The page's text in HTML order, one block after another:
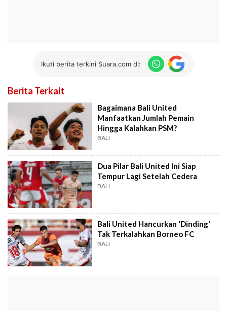
Ikuti berita terkini Suara.com di:
Berita Terkait
Bagaimana Bali United
Manfaatkan Jumlah Pemain
Hingga Kalahkan PSM?
BALI
Dua Pilar Bali United Ini Siap
Tempur Lagi Setelah Cedera
BALI
Bali United Hancurkan 'Dinding'
Tak Terkalahkan Borneo FC
BALI